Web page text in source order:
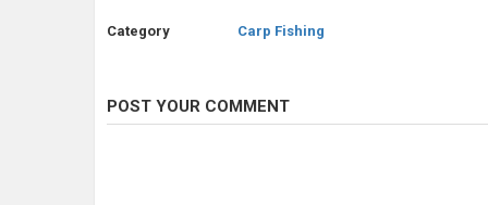
Category Carp Fishing
POST YOUR COMMENT